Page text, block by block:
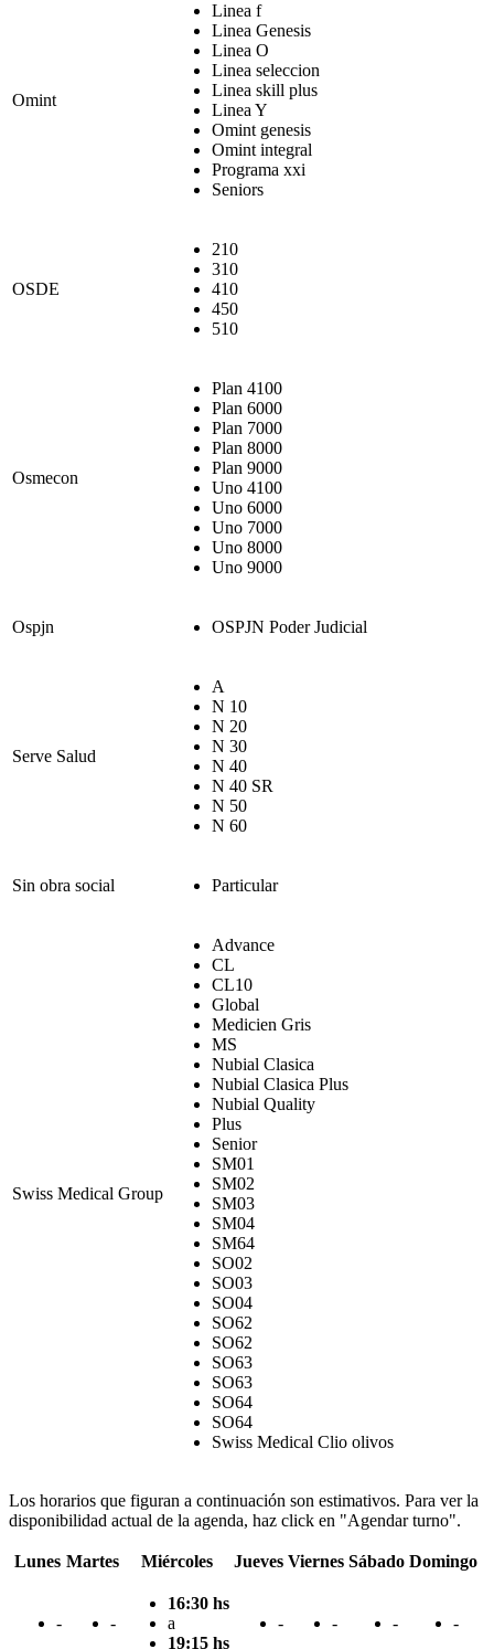
Omint
Linea f
Linea Genesis
Linea O
Linea seleccion
Linea skill plus
Linea Y
Omint genesis
Omint integral
Programa xxi
Seniors
OSDE
210
310
410
450
510
Osmecon
Plan 4100
Plan 6000
Plan 7000
Plan 8000
Plan 9000
Uno 4100
Uno 6000
Uno 7000
Uno 8000
Uno 9000
Ospjn OSPJN Poder Judicial
Serve Salud
A
N 10
N 20
N 30
N 40
N 40 SR
N 50
N 60
Sin obra social Particular
Swiss Medical Group
Advance
CL
CL10
Global
Medicien Gris
MS
Nubial Clasica
Nubial Clasica Plus
Nubial Quality
Plus
Senior
SM01
SM02
SM03
SM04
SM64
SO02
SO03
SO04
SO62
SO62
SO63
SO63
SO64
SO64
Swiss Medical Clio olivos
Los horarios que figuran a continuación son estimativos. Para ver la
disponibilidad actual de la agenda, haz click en "Agendar turno".
Lunes Martes Miércoles Jueves Viernes Sábado Domingo
- -
16:30 hs
a
19:15 hs
- - - -